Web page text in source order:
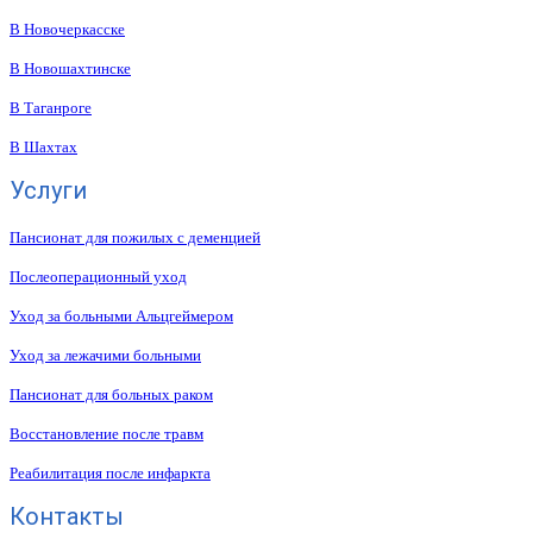
В Новочеркасске
В Новошахтинске
В Таганроге
В Шахтах
Услуги
Пансионат для пожилых с деменцией
Послеоперационный уход
Уход за больными Альцгеймером
Уход за лежачими больными
Пансионат для больных раком
Восстановление после травм
Реабилитация после инфаркта
Контакты